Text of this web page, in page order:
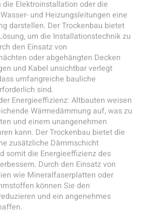
Elektroinstallation oder die
und Heizungsleitungen eine
darstellen. Der Trockenbau bietet
um die Installationstechnik zu
den Einsatz von
oder abgehängten Decken
und Kabel unsichtbar verlegt
umfangreiche bauliche
sind.
Energieeffizienz: Altbauten weisen
Wärmedämmung auf, was zu
und einem unangenehmen
kann. Der Trockenbau bietet die
zusätzliche Dämmschicht
somit die Energieeffizienz des
Durch den Einsatz von
wie Mineralfaserplatten oder
können Sie den
und ein angenehmes